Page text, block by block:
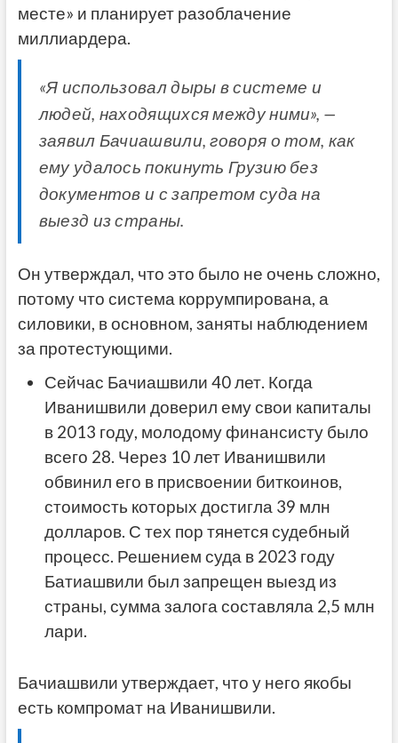
месте» и планирует разоблачение
миллиардера.
«Я использовал дыры в системе и
людей, находящихся между ними», —
заявил Бачиашвили, говоря о том, как
ему удалось покинуть Грузию без
документов и с запретом суда на
выезд из страны.
Он утверждал, что это было не очень сложно,
потому что система коррумпирована, а
силовики, в основном, заняты наблюдением
за протестующими.
Сейчас Бачиашвили 40 лет. Когда
Иванишвили доверил ему свои капиталы
в 2013 году, молодому финансисту было
всего 28. Через 10 лет Иванишвили
обвинил его в присвоении биткоинов,
стоимость которых достигла 39 млн
долларов. С тех пор тянется судебный
процесс. Решением суда в 2023 году
Батиашвили был запрещен выезд из
страны, сумма залога составляла 2,5 млн
лари.
Бачиашвили утверждает, что у него якобы
есть компромат на Иванишвили.